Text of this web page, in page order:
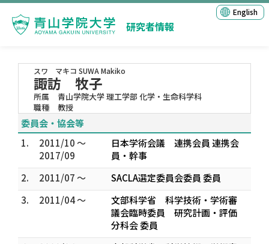
研究者情報
English
スワ マキコ SUWA Makiko
諏訪 牧子
所属
青山学院大学 理工学部 化学・生命科学科
職種
教授
委員会・協会等
1.
2011/10 ～
2017/09
日本学術会議 連携会員 連携会
員・幹事
2.
2011/07 ～
SACLA選定委員会委員 委員
3.
2011/04 ～
文部科学省 科学技術・学術審
議会臨時委員 研究計画・評価
分科会 委員